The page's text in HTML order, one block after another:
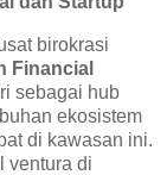
birokrasi
Financial
sebagai hub
ekosistem
di kawasan ini.
ventura di